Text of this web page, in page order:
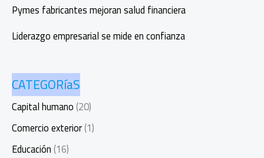
Pymes fabricantes mejoran salud financiera
Liderazgo empresarial se mide en confianza
CATEGORíaS
Capital humano(20)
Comercio exterior(1)
Educación(16)